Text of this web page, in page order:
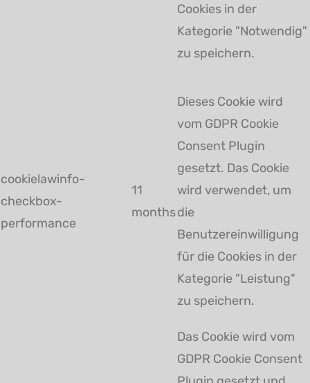
Cookies in der
Kategorie "Notwendig"
zu speichern.
cookielawinfo-
checkbox-
performance
11
months
Dieses Cookie wird
vom GDPR Cookie
Consent Plugin
gesetzt. Das Cookie
wird verwendet, um
die
Benutzereinwilligung
für die Cookies in der
Kategorie "Leistung"
zu speichern.
Das Cookie wird vom
GDPR Cookie Consent